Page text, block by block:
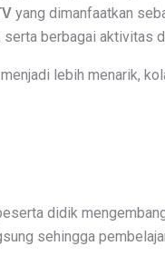
yang dimanfaatkan
berbagai aktivitas
lebih menarik,
didik
sehingga